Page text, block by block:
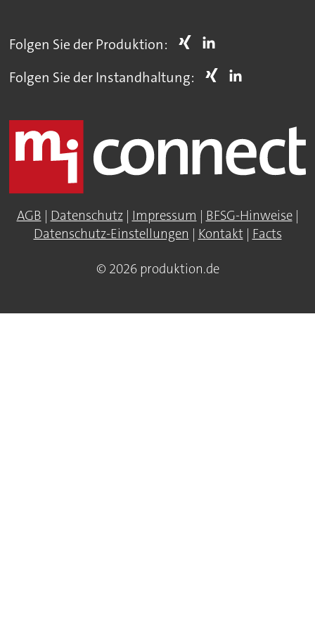
Folgen Sie der Produktion:
Folgen Sie der Instandhaltung:
AGB | Datenschutz| Impressum | BFSG-Hinweise|
Datenschutz-Einstellungen | Kontakt| Facts
© 2026 produktion.de